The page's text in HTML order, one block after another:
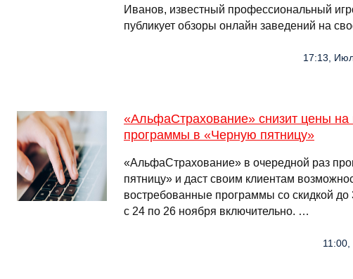
Иванов, известный профессиональный
публикует обзоры онлайн заведений на
17:13,
«АльфаСтрахование» снизит цены
программы в «Черную пятницу»
«АльфаСтрахование» в очередной раз
пятницу» и даст своим клиентам
востребованные программы со скидкой до
с 24 по 26 ноября включительно. …